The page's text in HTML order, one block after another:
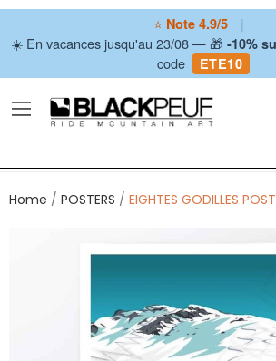
⭐ Note 4.9/5
|
☀️ En vacances jusqu'au 23/08 — 🎁 -10%
code
ETE10
Home POSTERS EIGHTES GODILLES